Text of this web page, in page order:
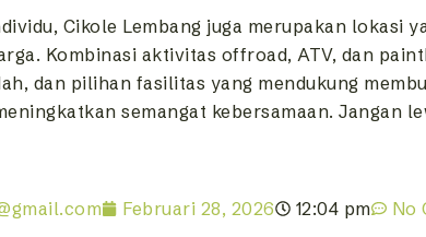
Cikole Lembang juga merupakan lokasi
Kombinasi aktivitas offroad, ATV, dan
dan pilihan fasilitas yang mendukung
semangat kebersamaan. Jangan
Februari 28, 2026 12:04 pm No